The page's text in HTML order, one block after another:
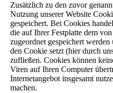
Zusätzlich zu den zuvor
Nutzung unserer Website
gespeichert. Bei Cookies
die auf Ihrer Festplatte dem
zugeordnet gespeichert
den Cookie setzt (hier durch
zufließen. Cookies können
Viren auf Ihren Computer
Internetangebot insgesamt
machen.